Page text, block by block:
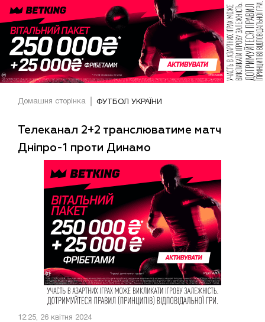
Домашня сторінка ФУТБОЛ УКРАЇНИ
Телеканал 2+2 транслюватиме матч
Дніпро-1 проти Динамо
12:25, 26 квітня 2024